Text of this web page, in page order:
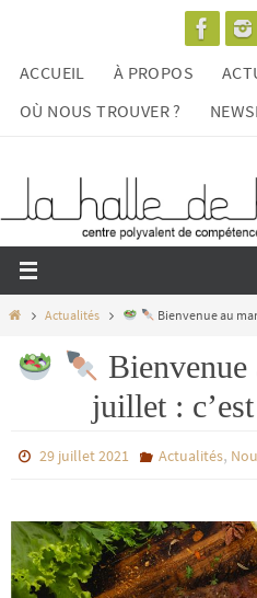
contenu
ACCUEIL À PROPOS
OÙ NOUS TROUVER ?
HomeActualités Bienvenue au
Bienvenue
juillet :
29 juillet 2021 Actualités,